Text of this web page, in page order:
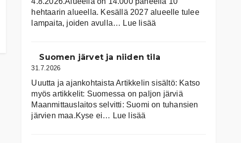
hehtaarin alueella. Kesällä 2027 alueelle tulee
lampaita, joiden avulla… Lue lisää
Suomen järvet ja niiden tila
31.7.2026
Uuutta ja ajankohtaista Artikkelin sisältö: Katso
myös artikkelit: Suomessa on pal­jon jär­viä
Maanmittauslaitos selvitti: Suomi on tuhansien
järvien maa.Kyse ei… Lue lisää